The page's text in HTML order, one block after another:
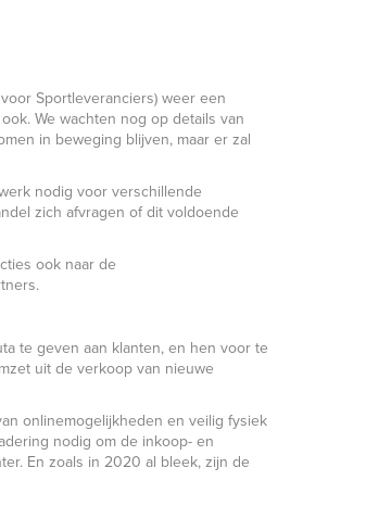
Sportleveranciers) weer een
We wachten nog op details van
in beweging blijven, maar er zal
nodig voor verschillende
zich afvragen of dit voldoende
ook naar de
te geven aan klanten, en hen voor te
uit de verkoop van nieuwe
onlinemogelijkheden en veilig fysiek
nodig om de inkoop- en
En zoals in 2020 al bleek, zijn de